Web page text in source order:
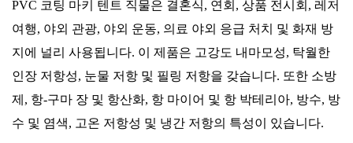
PVC 코팅 마키 텐트 직물은 결혼식, 연회, 상품 전시회, 레저
여행, 야외 관광, 야외 운동, 의료 야외 응급 처치 및 화재 방
지에 널리 사용됩니다. 이 제품은 고강도 내마모성, 탁월한
인장 저항성, 눈물 저항 및 필링 저항을 갖습니다. 또한 소방
제, 항-구마 장 및 항산화, 항 마이어 및 항 박테리아, 방수, 방
수 및 염색, 고온 저항성 및 냉간 저항의 특성이 있습니다.